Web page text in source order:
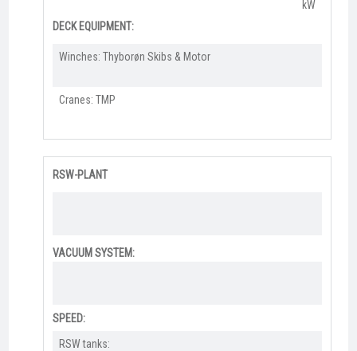
kW
DECK EQUIPMENT:
Winches: Thyborøn Skibs & Motor
Cranes: TMP
RSW-PLANT
VACUUM SYSTEM:
SPEED:
RSW tanks: